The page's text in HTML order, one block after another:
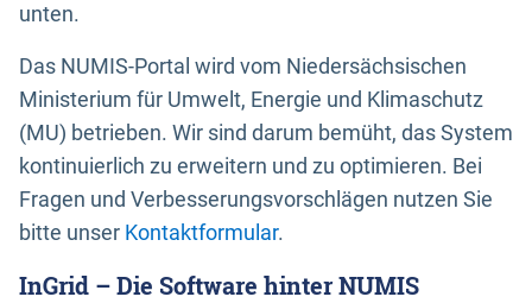
unten.
Das NUMIS-Portal wird vom Niedersächsischen
Ministerium für Umwelt, Energie und Klimaschutz
(MU) betrieben. Wir sind darum bemüht, das System
kontinuierlich zu erweitern und zu optimieren. Bei
Fragen und Verbesserungsvorschlägen nutzen Sie
bitte unser Kontaktformular.
InGrid – Die Software hinter NUMIS